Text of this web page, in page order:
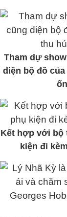
Tham dự
diện bộ đồ
Kết hợp với bộ
kiện đi